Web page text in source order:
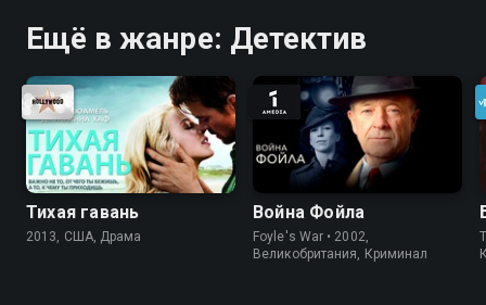
Ещё в жанре: Детектив
Тихая гавань
2013, США, Драма
Война Фойла
Foyle's War • 2002,
Великобритания, Криминал